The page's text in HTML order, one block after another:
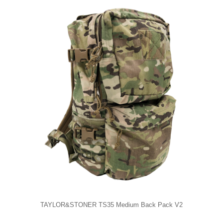
TAYLOR&STONER TS35 Medium Back Pack V2